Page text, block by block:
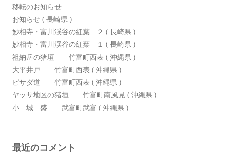
移転のお知らせ
お知らせ ( 長崎県 )
妙相寺・富川渓谷の紅葉 ２ ( 長崎県 )
妙相寺・富川渓谷の紅葉 １ ( 長崎県 )
祖納岳の猪垣 竹富町西表 ( 沖縄県 )
大平井戸 竹富町西表 ( 沖縄県 )
ピサダ道 竹富町西表 ( 沖縄県 )
ヤッサ地区の猪垣 竹富町南風見 ( 沖縄県 )
小 城 盛 武富町武富 ( 沖縄県 )
最近のコメント